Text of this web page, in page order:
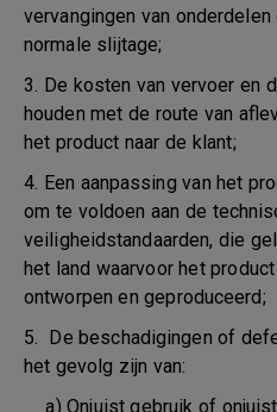
vervangingen van
normale slijtage;
3. De kosten van vervoer en
houden met de route van
het product naar de klant;
4. Een aanpassing van het
om te voldoen aan de
veiligheidstandaarden, die
het land waarvoor het
ontworpen en geproduceerd;
5. De beschadigingen of
het gevolg zijn van:
a) Onjuist gebruik of